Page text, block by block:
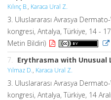
Kılınç B., Karaca Ural Z.
3. Uluslararası Avrasya
kongresi, Antalya, Türkiye, 14 -
Metin Bildiri)
7. Erythrasma with Unusual
Yılmaz D., Karaca Ural Z.
3. Uluslararası Avrasya
kongresi, Antalya, Türkiye, 14